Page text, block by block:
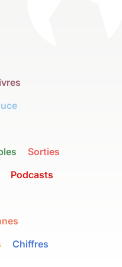
Sorties
Podcasts
Chiffres